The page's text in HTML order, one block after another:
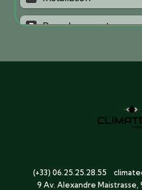
(+33) 06.25.25.28.55
9 Av. Alexandre Maistrasse,